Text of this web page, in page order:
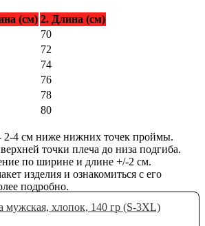
(см) 2. Длина (см)
70
72
74
76
78
80
4 см ниже нижних точек проймы.
точки плеча до низа подгиба.
по ширине и длине +/-2 см.
изделия и ознакомиться с его
подробно.
мужская, хлопок, 140 гр (S-3XL)